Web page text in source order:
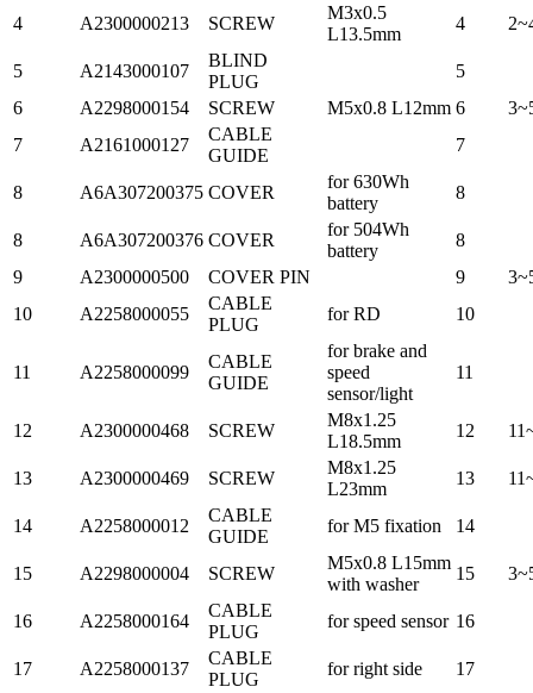
4 A2300000213 SCREW
M3x0.5
L13.5mm
4
5 A2143000107
BLIND
PLUG
5
6
A2298000154 SCREW M5x0.8 L12mm 6
7
A2161000127
CABLE
GUIDE
7
8 A6A307200375 COVER
for 630Wh
battery
8
8 A6A307200376 COVER
for 504Wh
battery
8
9
A2300000500 COVER PIN 9
10
A2258000055
CABLE
PLUG
for RD 10
11 A2258000099
CABLE
GUIDE
for brake and
speed
sensor/light
11
12 A2300000468 SCREW
M8x1.25
L18.5mm
12
13 A2300000469 SCREW
M8x1.25
L23mm
13
14 A2258000012
CABLE
GUIDE
for M5 fixation 14
15 A2298000004 SCREW
M5x0.8 L15mm
with washer
15
16 A2258000164
CABLE
PLUG
for speed sensor 16
17 A2258000137
CABLE
PLUG
for right side 17